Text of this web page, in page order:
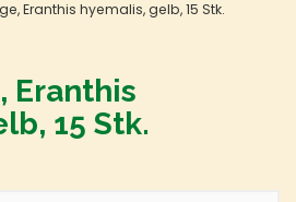
Eranthis hyemalis, gelb, 15 Stk.
Eranthis
15 Stk.